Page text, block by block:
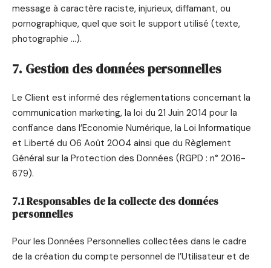
message à caractère raciste, injurieux, diffamant, ou
pornographique, quel que soit le support utilisé (texte,
photographie …).
7. Gestion des données personnelles
Le Client est informé des réglementations concernant la
communication marketing, la loi du 21 Juin 2014 pour la
confiance dans l’Economie Numérique, la Loi Informatique
et Liberté du 06 Août 2004 ainsi que du Règlement
Général sur la Protection des Données (RGPD : n° 2016-
679).
7.1 Responsables de la collecte des données
personnelles
Pour les Données Personnelles collectées dans le cadre
de la création du compte personnel de l’Utilisateur et de